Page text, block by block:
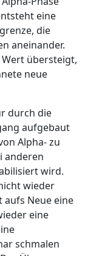
eine
die
aneinander.
übersteigt,
neue
durch die
aufgebaut
Alpha- zu
anderen
wird.
wieder
Neue eine
eine
schmalen